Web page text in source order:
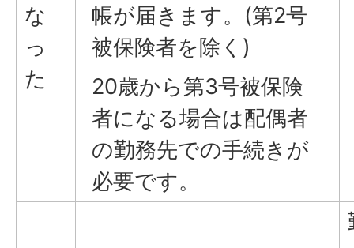
な
っ
た
帳が届きます。(第2号
被保険者を除く)
20歳から第3号被保険
者になる場合は配偶者
の勤務先での手続きが
必要です。